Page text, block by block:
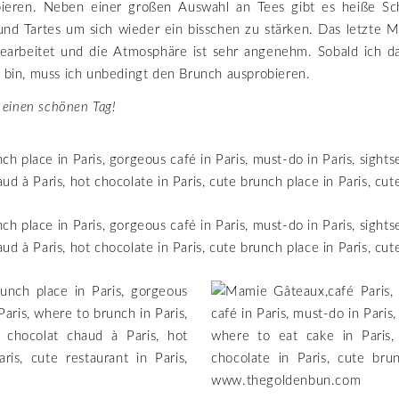
Neben einer großen Auswahl an Tees gibt es heiße
Tartes um sich wieder ein bisschen zu stärken. Das letzte
und die Atmosphäre ist sehr angenehm. Sobald ich
muss ich unbedingt den Brunch ausprobieren.
schönen Tag!